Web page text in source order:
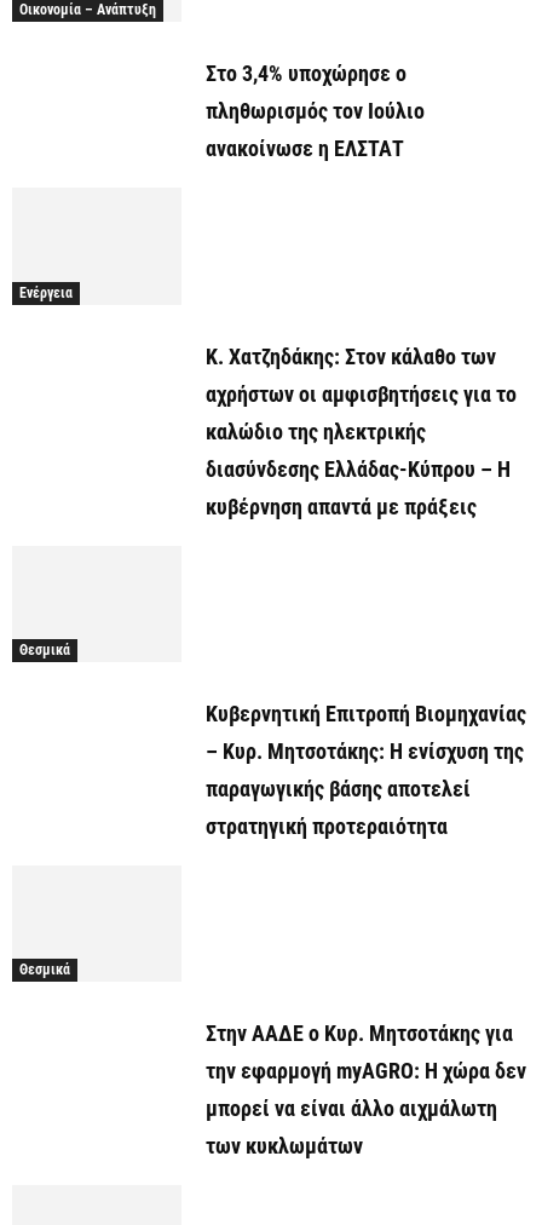
Οικονομία – Ανάπτυξη
Στο 3,4% υποχώρησε ο
πληθωρισμός τον Ιούλιο
ανακοίνωσε η ΕΛΣΤΑΤ
Ενέργεια
Κ. Χατζηδάκης: Στον κάλαθο των
αχρήστων οι αμφισβητήσεις για το
καλώδιο της ηλεκτρικής
διασύνδεσης Ελλάδας-Κύπρου – Η
κυβέρνηση απαντά με πράξεις
Θεσμικά
Κυβερνητική Επιτροπή Βιομηχανίας
– Κυρ. Μητσοτάκης: Η ενίσχυση της
παραγωγικής βάσης αποτελεί
στρατηγική προτεραιότητα
Θεσμικά
Στην ΑΑΔΕ ο Κυρ. Μητσοτάκης για
την εφαρμογή myAGRO: Η χώρα δεν
μπορεί να είναι άλλο αιχμάλωτη
των κυκλωμάτων